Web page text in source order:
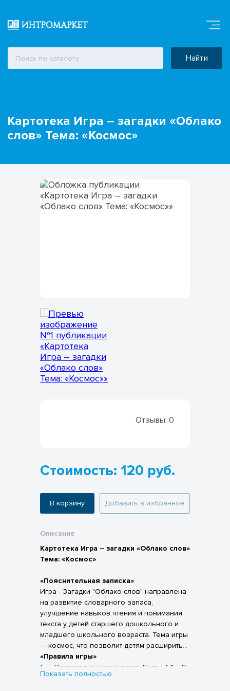
Найти
Картотека Игра – загадки «Облако
слов» Тема: «Космос»
Отзывы: 0
Стоимость: 120 руб.
В корзину Добавить в избранное
Описание
Картотека Игра – загадки «Облако слов»
Тема: «Космос»
«Пояснительная записка»
Игра - Загадки "Облако слов" направлена
на развитие словарного запаса,
улучшение навыков чтения и понимания
текста у детей старшего дошкольного и
младшего школьного возраста. Тема игры
— космос, что позволит детям расширить
знания о вселенной, планетах, звездах и
космических объектах.
«Правила игры»
1. Подготовка материалов: Листы А4 – 9
шт
Показать полностью